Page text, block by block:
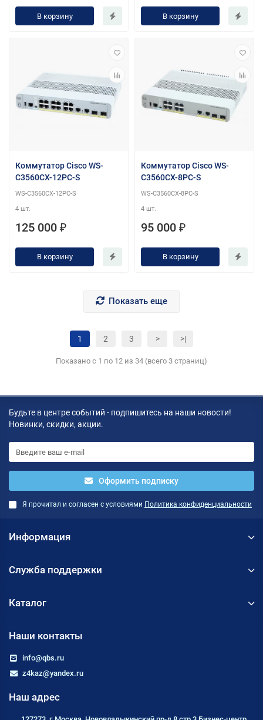
В корзину В корзину
Коммутатор Cisco WS-
C3560CX-12PC-S
WS-C3560CX-12PC-S
4 шт.
125 000 ₽
В корзину
Коммутатор Cisco WS-
C3560CX-8PC-S
WS-C3560CX-8PC-S
4 шт.
95 000 ₽
В корзину
Показать еще
1 2 3 > >|
Показано с 1 по 12 из 34 (всего 3 страниц)
Будьте в центре событий - подпишитесь на наши новости!
Новинки, скидки, акции.
Оформить подписку
Я прочитал и согласен с условиями Политика конфиденциальности
Информация
Служба поддержки
Каталог
Наши контакты
info@qbs.ru
z4kaz@yandex.ru
Наш адрес